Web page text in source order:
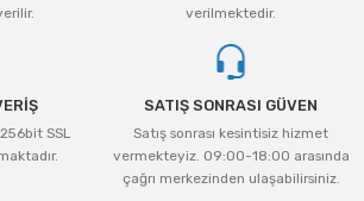
verilmektedir.
SSL
SATIŞ SONRASI GÜVEN
Satış sonrası kesintisiz hizmet
vermekteyiz. 09:00-18:00 arasında
çağrı merkezinden ulaşabilirsiniz.